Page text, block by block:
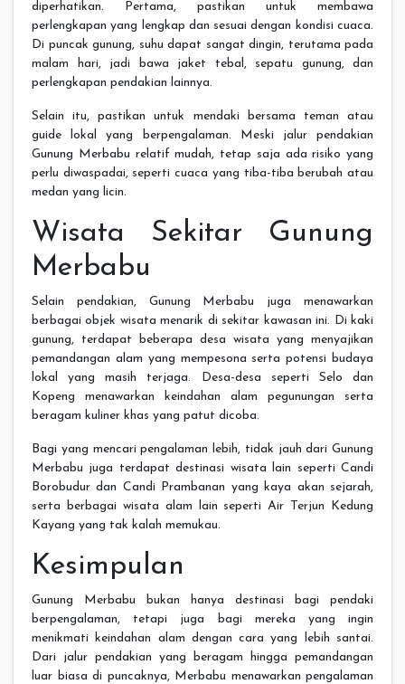
diperhatikan. Pertama, pastikan untuk membawa
perlengkapan yang lengkap dan sesuai dengan kondisi cuaca.
Di puncak gunung, suhu dapat sangat dingin, terutama pada
malam hari, jadi bawa jaket tebal, sepatu gunung, dan
perlengkapan pendakian lainnya.
Selain itu, pastikan untuk mendaki bersama teman atau
guide lokal yang berpengalaman. Meski jalur pendakian
Gunung Merbabu relatif mudah, tetap saja ada risiko yang
perlu diwaspadai, seperti cuaca yang tiba-tiba berubah atau
medan yang licin.
Wisata Sekitar Gunung
Merbabu
Selain pendakian, Gunung Merbabu juga menawarkan
berbagai objek wisata menarik di sekitar kawasan ini. Di kaki
gunung, terdapat beberapa desa wisata yang menyajikan
pemandangan alam yang mempesona serta potensi budaya
lokal yang masih terjaga. Desa-desa seperti Selo dan
Kopeng menawarkan keindahan alam pegunungan serta
beragam kuliner khas yang patut dicoba.
Bagi yang mencari pengalaman lebih, tidak jauh dari Gunung
Merbabu juga terdapat destinasi wisata lain seperti Candi
Borobudur dan Candi Prambanan yang kaya akan sejarah,
serta berbagai wisata alam lain seperti Air Terjun Kedung
Kayang yang tak kalah memukau.
Kesimpulan
Gunung Merbabu bukan hanya destinasi bagi pendaki
berpengalaman, tetapi juga bagi mereka yang ingin
menikmati keindahan alam dengan cara yang lebih santai.
Dari jalur pendakian yang beragam hingga pemandangan
luar biasa di puncaknya, Merbabu menawarkan pengalaman